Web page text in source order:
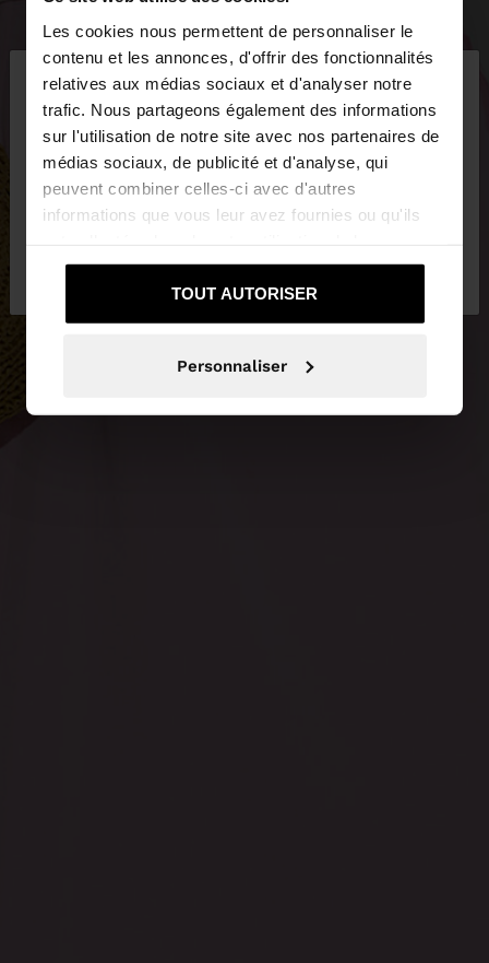
Les cookies nous permettent de personnaliser le
contenu et les annonces, d'offrir des fonctionnalités
relatives aux médias sociaux et d'analyser notre
trafic. Nous partageons également des informations
sur l'utilisation de notre site avec nos partenaires de
médias sociaux, de publicité et d'analyse, qui
peuvent combiner celles-ci avec d'autres
informations que vous leur avez fournies ou qu'ils
services.
TOUT AUTORISER
Personnaliser
bonjour ×
Vous accédez au site depuis Tunisia. Voulez-vous
parcourir notre site au United States?